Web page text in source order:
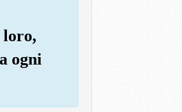
loro,
ogni